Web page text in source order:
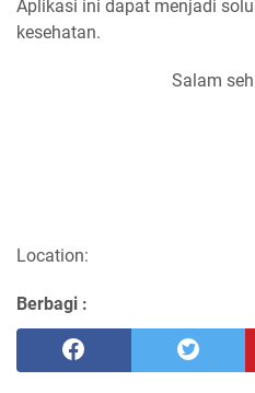
Aplikasi ini dapat menjadi
kesehatan.
Salam
Location:
Berbagi :